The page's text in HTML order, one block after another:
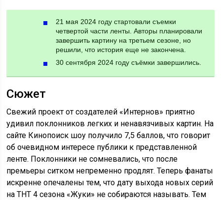
21 мая 2024 году стартовали съемки
четвертой части ленты. Авторы планировали
завершить картину на третьем сезоне, но
решили, что история еще не закончена.
30 сентября 2024 году съёмки завершились.
Сюжет
Свежий проект от создателей «Интернов» приятно
удивил поклонников легких и ненавязчивых картин. На
сайте Кинопоиск шоу получило 7,5 баллов, что говорит
об очевидном интересе публики к представленной
ленте. Поклонники не сомневались, что после
премьеры ситком непременно продлят. Теперь фанаты
искренне опечалены тем, что дату выхода новых серий
на ТНТ 4 сезона «Жуки» не собираются называть. Тем